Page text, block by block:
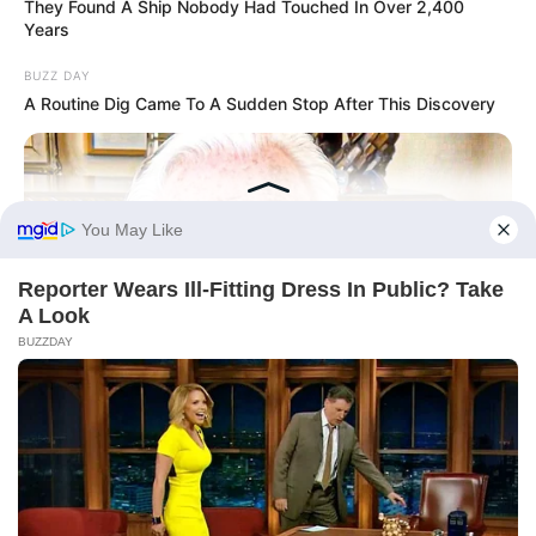
Friss hírek
Történetek
Világ
Információ
Adatvédelmi irányelvek
Általános Szerződési Feltételek
They Found A Ship Nobody Had Touched In Over 2,400
Years
BUZZ DAY
A Routine Dig Came To A Sudden Stop After This Discovery
The Tragedy Of Robert Wagner Is Truly Very Sad
BUZZ DAY
Climbers Find A House In The Mountains - Then They Look